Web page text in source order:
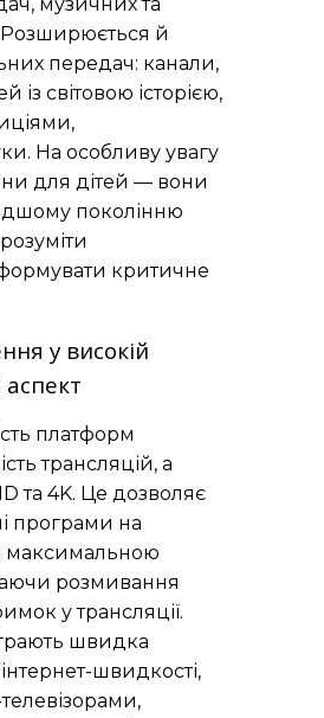
й
передач: канали,
із світовою історією,
На особливу увагу
для дітей — вони
поколінню
критичне
у високій
аспект
платформ
трансляцій, а
та 4K. Це дозволяє
програми на
максимальною
розмивання
у трансляції.
швидка
інтернет-швидкості,
телевізорами,